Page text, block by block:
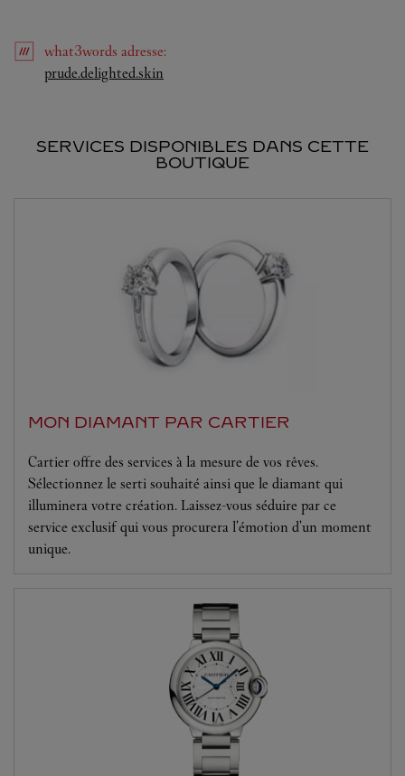
what3words adresse:
prude.delighted.skin
SERVICES DISPONIBLES DANS CETTE
BOUTIQUE
MON DIAMANT PAR CARTIER
Cartier offre des services à la mesure de vos rêves.
Sélectionnez le serti souhaité ainsi que le diamant qui
illuminera votre création. Laissez-vous séduire par ce
service exclusif qui vous procurera l'émotion d'un moment
unique.